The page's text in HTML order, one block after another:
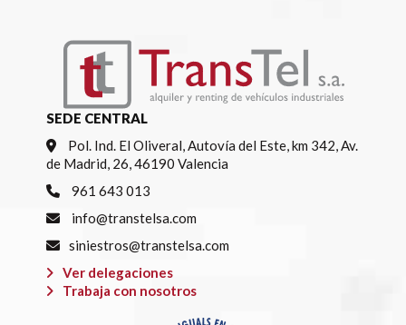
SEDE CENTRAL
Pol. Ind. El Oliveral, Autovía del Este, km 342, Av.
de Madrid, 26, 46190 Valencia
961 643 013
info@transtelsa.com
siniestros@transtelsa.com
Ver delegaciones
Trabaja con nosotros